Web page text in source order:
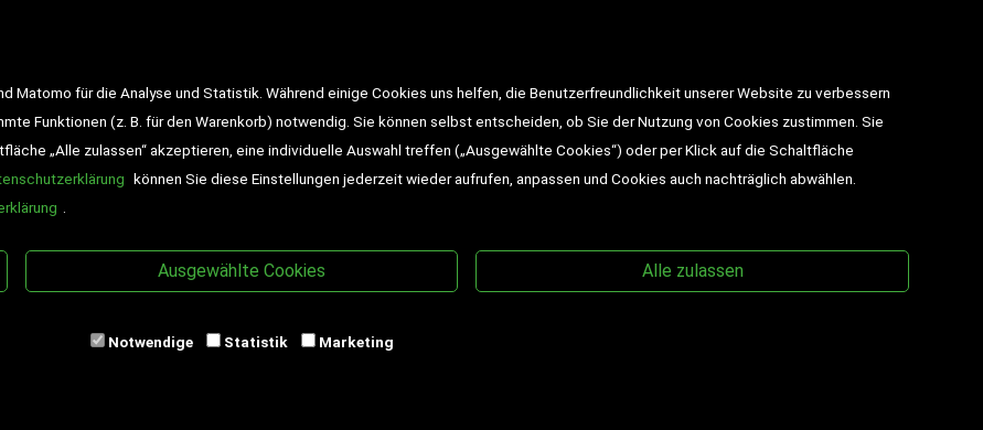
Impressum AGB Datenschutz
Widerrufsrecht Gutscheine BESUCHEN SIE UNS
für die Analyse und Statistik. Während einige Cookies uns helfen, die Benutzerfreundlichkeit unserer Website zu verbessern
Funktionen (z. B. für den Warenkorb) notwendig. Sie können selbst entscheiden, ob Sie der Nutzung von Cookies zustimmen. Sie
„Alle zulassen“ akzeptieren, eine individuelle Auswahl treffen („Ausgewählte Cookies“) oder per Klick auf die Schaltfläche
können Sie diese Einstellungen jederzeit wieder aufrufen, anpassen und Cookies auch nachträglich abwählen.
Ausgewählte Cookies Alle zulassen
Notwendige Statistik Marketing